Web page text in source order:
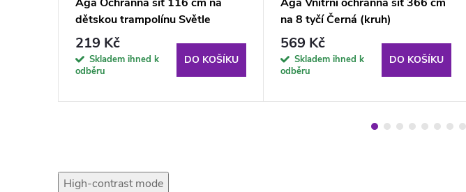
dětskou trampolínu Světle
zelená
219 Kč
Skladem ihned k
odběru
DO KOŠÍKU
na 8 tyčí Černá (kruh)
569 Kč
Skladem ihned k
odběru
DO KOŠÍKU
High-contrast mode